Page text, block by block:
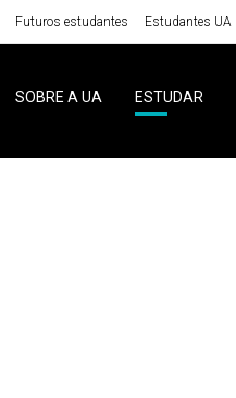
Futuros estudantes Estudantes UA
SOBRE A UA ESTUDAR